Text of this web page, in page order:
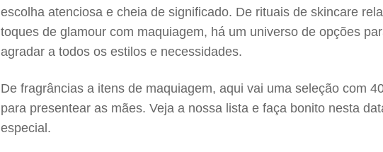
escolha atenciosa e cheia de significado. De rituais de skincare
toques de glamour com maquiagem, há um universo de opções
agradar a todos os estilos e necessidades.
De fragrâncias a itens de maquiagem, aqui vai uma seleção com
para presentear as mães. Veja a nossa lista e faça bonito nesta
especial.